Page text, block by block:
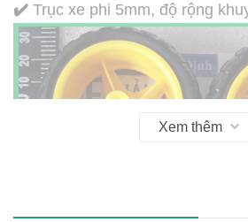
✔️ Trục xe phi 5mm, độ rộng
Xem thêm